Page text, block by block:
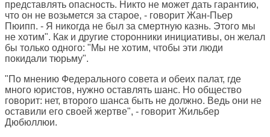
представлять опасность. Никто не может дать гарантию,
что он не возьмется за старое, - говорит Жан-Пьер
Пюипп. - Я никогда не был за смертную казнь. Этого мы
не хотим". Как и другие сторонники инициативы, он желал
бы только одного: "Мы не хотим, чтобы эти люди
покидали тюрьму".
"По мнению Федерального совета и обеих палат, где
много юристов, нужно оставлять шанс. Но общество
говорит: нет, второго шанса быть не должно. Ведь они не
оставили его своей жертве", - говорит Жильбер
Дюбюллюи.